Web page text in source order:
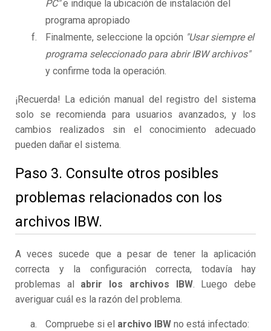
PC"e indique la ubicación de instalación del
programa apropiado
Finalmente, seleccione la opción "Usar siempre el
programa seleccionado para abrir IBW archivos"
y confirme toda la operación.
¡Recuerda! La edición manual del registro del sistema
solo se recomienda para usuarios avanzados, y los
cambios realizados sin el conocimiento adecuado
pueden dañar el sistema.
Paso 3. Consulte otros posibles
problemas relacionados con los
archivos IBW.
A veces sucede que a pesar de tener la aplicación
correcta y la configuración correcta, todavía hay
problemas al abrir los archivos IBW. Luego debe
averiguar cuál es la razón del problema.
Compruebe si el archivo IBW no está infectado: